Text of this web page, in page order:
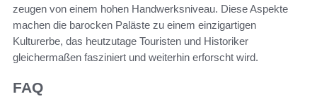
zeugen von einem hohen Handwerksniveau. Diese Aspekte
machen die barocken Paläste zu einem einzigartigen
Kulturerbe, das heutzutage Touristen und Historiker
gleichermaßen fasziniert und weiterhin erforscht wird.
FAQ